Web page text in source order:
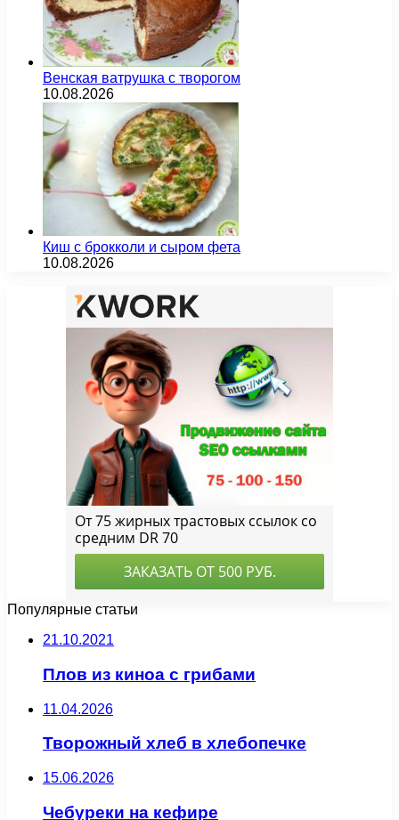
Венская ватрушка с творогом
10.08.2026
Киш с брокколи и сыром фета
10.08.2026
Популярные статьи
21.10.2021
Плов из киноа с грибами
11.04.2026
Творожный хлеб в хлебопечке
15.06.2026
Чебуреки на кефире